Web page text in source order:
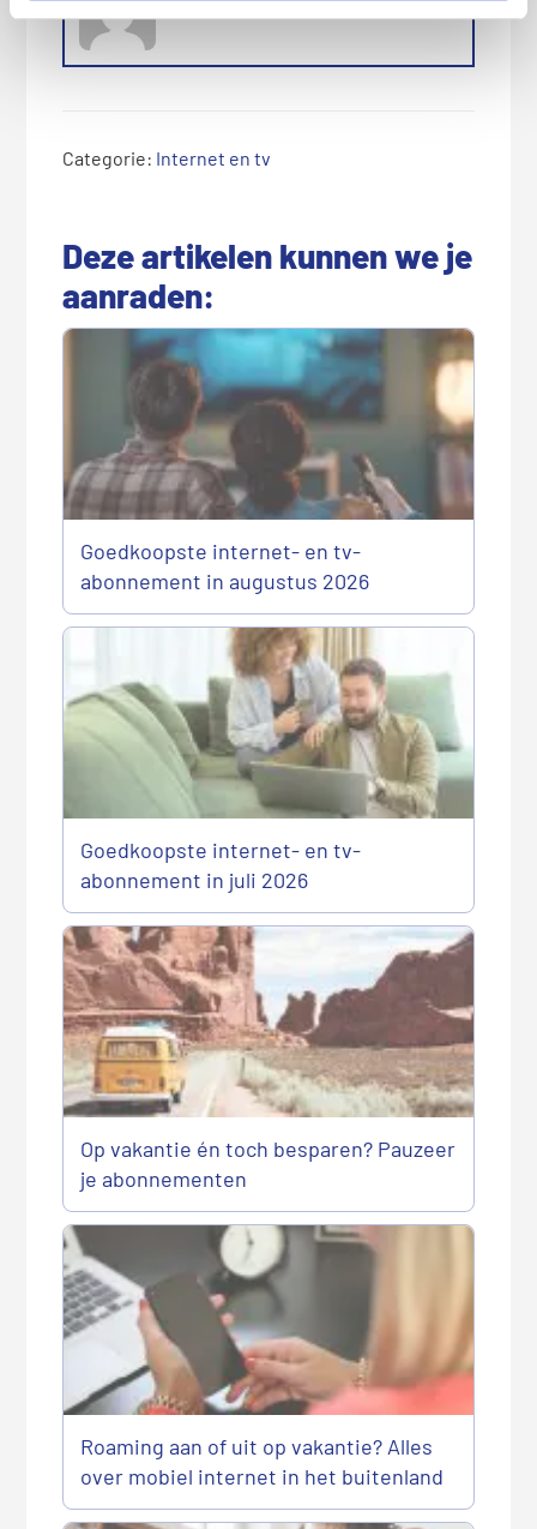
Categorie: Internet en tv
Deze artikelen kunnen we je
aanraden:
Goedkoopste internet- en tv-
abonnement in augustus 2026
Goedkoopste internet- en tv-
abonnement in juli 2026
Op vakantie én toch besparen? Pauzeer
je abonnementen
Roaming aan of uit op vakantie? Alles
over mobiel internet in het buitenland